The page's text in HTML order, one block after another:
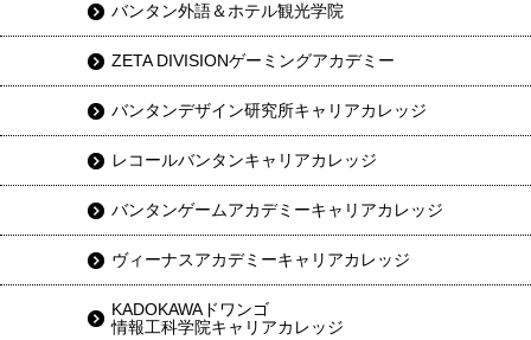
バンタン外語＆ホテル観光学院
ZETA DIVISIONゲーミングアカデミー
バンタンデザイン研究所キャリアカレッジ
レコールバンタンキャリアカレッジ
バンタンゲームアカデミーキャリアカレッジ
ヴィーナスアカデミーキャリアカレッジ
KADOKAWAドワンゴ
情報工科学院キャリアカレッジ